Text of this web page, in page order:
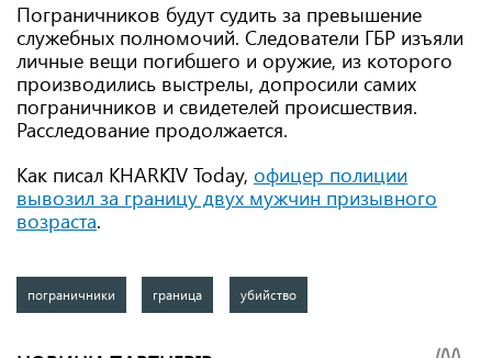
Пограничников будут судить за превышение
служебных полномочий. Следователи ГБР изъяли
личные вещи погибшего и оружие, из которого
производились выстрелы, допросили самих
пограничников и свидетелей происшествия.
Расследование продолжается.
Как писал KHARKIV Today, офицер полиции
вывозил за границу двух мужчин призывного
возраста.
пограничники граница убийство